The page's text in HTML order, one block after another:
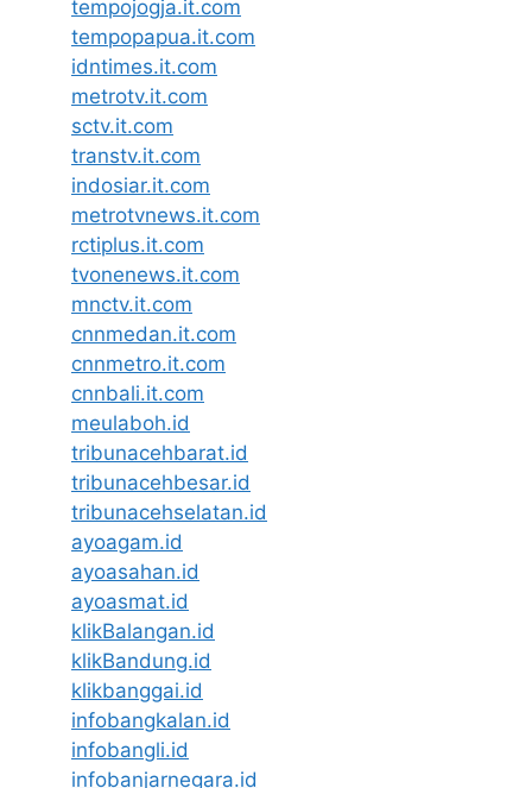
tempojogja.it.com
tempopapua.it.com
idntimes.it.com
metrotv.it.com
sctv.it.com
transtv.it.com
indosiar.it.com
metrotvnews.it.com
rctiplus.it.com
tvonenews.it.com
mnctv.it.com
cnnmedan.it.com
cnnmetro.it.com
cnnbali.it.com
meulaboh.id
tribunacehbarat.id
tribunacehbesar.id
tribunacehselatan.id
ayoagam.id
ayoasahan.id
ayoasmat.id
klikBalangan.id
klikBandung.id
klikbanggai.id
infobangkalan.id
infobangli.id
infobanjarnegara.id